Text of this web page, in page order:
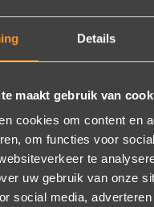
Details
maakt gebruik van
cookies om content en
om functies voor
te
uw gebruik van onze
social media,
incl. diamond(s): €
ORDER?